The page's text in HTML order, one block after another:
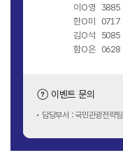
이O영 3885
한O미
0717
김O석
5085
함O은
0628
이벤트 문의
담당부서 : 국민관광전략팀